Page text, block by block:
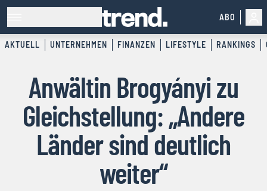
ABO
AKTUELL UNTERNEHMEN FINANZEN LIFESTYLE RANKINGS
Anwältin Brogyányi zu
Gleichstellung: „Andere
Länder sind deutlich
weiter“